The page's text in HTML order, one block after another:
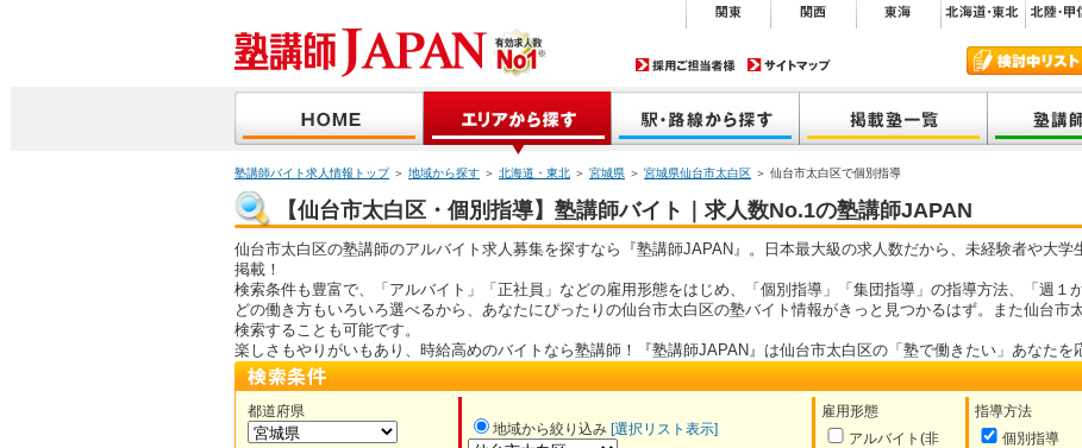
塾講師バイト求人情報トップ＞ 地域から探す ＞ 北海道・東北 ＞ 宮城県 ＞ 宮城県仙台市太白区 ＞ 仙台市太白区で個別指導
【仙台市太白区・個別指導】塾講師バイト｜求人数No.1の塾講師JAPAN
仙台市太白区の塾講師のアルバイト求人募集を探すなら『塾講師JAPAN』。日本最大級の求人数だから、未経験者や大
掲載！
検索条件も豊富で、「アルバイト」「正社員」などの雇用形態をはじめ、「個別指導」「集団指導」の指導方法、「週１
どの働き方もいろいろ選べるから、あなたにぴったりの仙台市太白区の塾バイト情報がきっと見つかるはず。また仙台市
検索することも可能です。
楽しさもやりがいもあり、時給高めのバイトなら塾講師！『塾講師JAPAN』は仙台市太白区の「塾で働きたい」あなたを
都道府県
地域から絞り込み [選択リスト表示]
雇用形態
アルバイト(非
指導方法
個別指導